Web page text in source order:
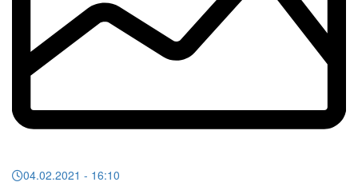
04.02.2021 - 16:10